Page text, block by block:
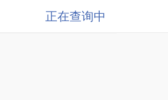
正在查询中